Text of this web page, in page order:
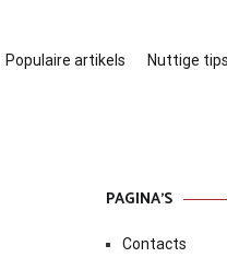
Populaire artikels Nuttige tips
PAGINA’S
Contacts